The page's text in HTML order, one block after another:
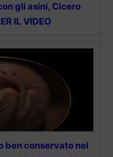
gli asini, Cicero
IL VIDEO
ben conservato nel